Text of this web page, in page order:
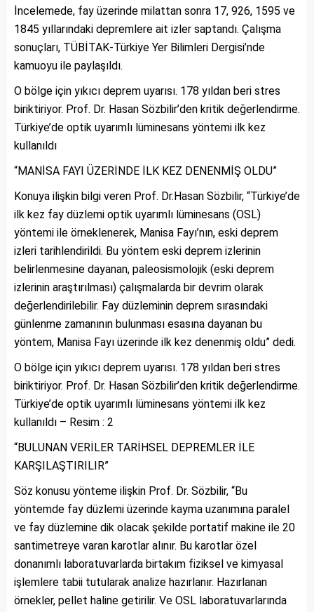
İncelemede, fay üzerinde milattan sonra 17, 926, 1595 ve
1845 yıllarındaki depremlere ait izler saptandı. Çalışma
sonuçları, TÜBİTAK-Türkiye Yer Bilimleri Dergisi’nde
kamuoyu ile paylaşıldı.
O bölge için yıkıcı deprem uyarısı. 178 yıldan beri stres
biriktiriyor. Prof. Dr. Hasan Sözbilir’den kritik değerlendirme.
Türkiye’de optik uyarımlı lüminesans yöntemi ilk kez
kullanıldı
“MANİSA FAYI ÜZERİNDE İLK KEZ DENENMİŞ OLDU”
Konuya ilişkin bilgi veren Prof. Dr.Hasan Sözbilir, “Türkiye’de
ilk kez fay düzlemi optik uyarımlı lüminesans (OSL)
yöntemi ile örneklenerek, Manisa Fayı’nın, eski deprem
izleri tarihlendirildi. Bu yöntem eski deprem izlerinin
belirlenmesine dayanan, paleosismolojik (eski deprem
izlerinin araştırılması) çalışmalarda bir devrim olarak
değerlendirilebilir. Fay düzleminin deprem sırasındaki
günlenme zamanının bulunması esasına dayanan bu
yöntem, Manisa Fayı üzerinde ilk kez denenmiş oldu” dedi.
O bölge için yıkıcı deprem uyarısı. 178 yıldan beri stres
biriktiriyor. Prof. Dr. Hasan Sözbilir’den kritik değerlendirme.
Türkiye’de optik uyarımlı lüminesans yöntemi ilk kez
kullanıldı – Resim : 2
“BULUNAN VERİLER TARİHSEL DEPREMLER İLE
KARŞILAŞTIRILIR”
Söz konusu yönteme ilişkin Prof. Dr. Sözbilir, “Bu
yöntemde fay düzlemi üzerinde kayma uzanımına paralel
ve fay düzlemine dik olacak şekilde portatif makine ile 20
santimetreye varan karotlar alınır. Bu karotlar özel
donanımlı laboratuvarlarda birtakım fiziksel ve kimyasal
işlemlere tabii tutularak analize hazırlanır. Hazırlanan
örnekler, pellet haline getirilir. Ve OSL laboratuvarlarında